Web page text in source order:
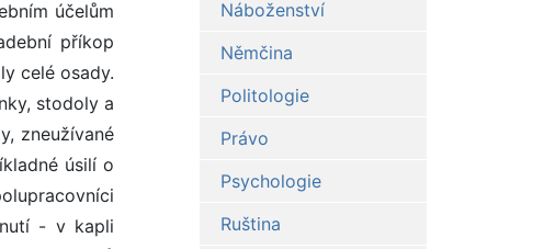
Náboženství
Němčina
Politologie
Právo
Psychologie
Ruština